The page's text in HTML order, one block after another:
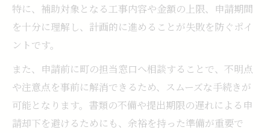
特に、補助対象となる工事内容や金額の上限、申請期間
を十分に理解し、計画的に進めることが失敗を防ぐポイ
ントです。
また、申請前に町の担当窓口へ相談することで、不明点
や注意点を事前に解消できるため、スムーズな手続きが
可能となります。書類の不備や提出期限の遅れによる申
請却下を避けるためにも、余裕を持った準備が重要で